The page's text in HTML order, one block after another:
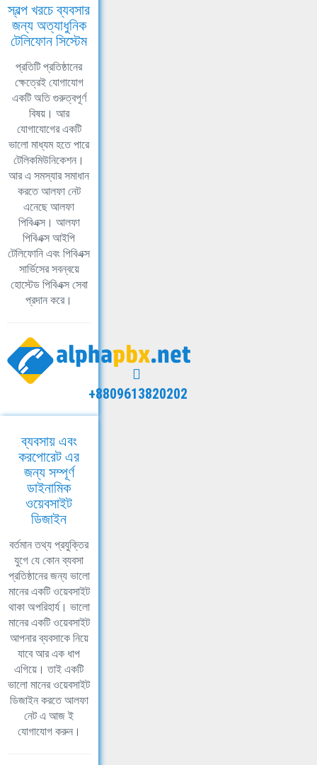
স্বল্প খরচে ব্যবসার
জন্য অত্যাধুনিক
টেলিফোন সিস্টেম
প্রতিটি প্রতিষ্ঠানের
ক্ষেত্রেই যোগাযোগ
একটি অতি গুরুত্বপূর্ণ
বিষয়। আর
যোগাযোগের একটি
ভালো মাধ্যম হতে পারে
টেলিকমিউনিকেশন।
আর এ সমস্যার সমাধান
করতে আলফা নেট
এনেছে আলফা
পিবিএক্স। আলফা
পিবিএক্স আইপি
টেলিফোনি এবং পিবিএক্স
সার্ভিসের সবন্বয়ে
হোস্টেড পিবিএক্স সেবা
প্রদান করে।
+8809613820202
ব্যবসায় এবং
করপোরেট এর
জন্য সম্পূর্ণ
ডাইনামিক
ওয়েবসাইট
ডিজাইন
বর্তমান তথ্য প্রযুক্তির
যুগে যে কোন ব্যবসা
প্রতিষ্ঠানের জন্য ভালো
মানের একটি ওয়েবসাইট
থাকা অপরিহার্য। ভালো
মানের একটি ওয়েবসাইট
আপনার ব্যবসাকে নিয়ে
যাবে আর এক ধাপ
এগিয়ে। তাই একটি
ভালো মানের ওয়েবসাইট
ডিজাইন করতে আলফা
নেট এ আজ ই
যোগাযোগ করুন।